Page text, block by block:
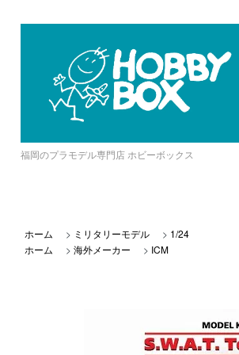
福岡のプラモデル専門店 ホビーボックス
ホーム > ミリタリーモデル > 1/24
ホーム
> 海外メーカー > ICM